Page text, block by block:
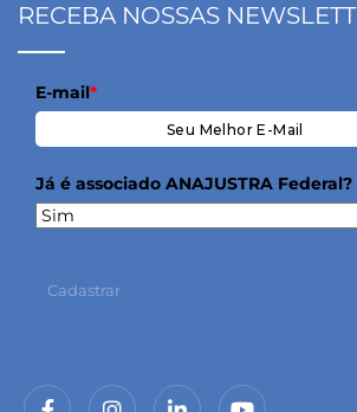
RECEBA NOSSAS
E-mail*
Já é associado ANAJUSTRA Federal?
Cadastrar